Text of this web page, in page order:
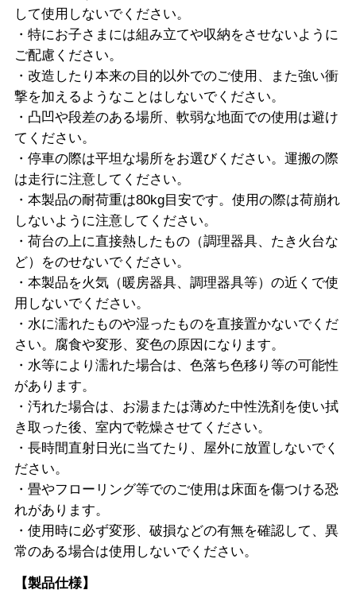
して使用しないでください。
・特にお子さまには組み立てや収納をさせないように
ご配慮ください。
・改造したり本来の目的以外でのご使用、また強い衝
撃を加えるようなことはしないでください。
・凸凹や段差のある場所、軟弱な地面での使用は避け
てください。
・停車の際は平坦な場所をお選びください。運搬の際
は走行に注意してください。
・本製品の耐荷重は80kg目安です。使用の際は荷崩れ
しないように注意してください。
・荷台の上に直接熱したもの（調理器具、たき火台な
ど）をのせないでください。
・本製品を火気（暖房器具、調理器具等）の近くで使
用しないでください。
・水に濡れたものや湿ったものを直接置かないでくだ
さい。腐食や変形、変色の原因になります。
・水等により濡れた場合は、色落ち色移り等の可能性
があります。
・汚れた場合は、お湯または薄めた中性洗剤を使い拭
き取った後、室内で乾燥させてください。
・長時間直射日光に当てたり、屋外に放置しないでく
ださい。
・畳やフローリング等でのご使用は床面を傷つける恐
れがあります。
・使用時に必ず変形、破損などの有無を確認して、異
常のある場合は使用しないでください。
【製品仕様】